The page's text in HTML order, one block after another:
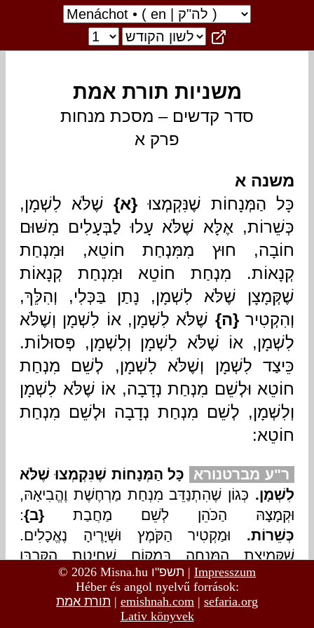
© 2026 Misna.hu תשפ"ו | Impresszum
Héber és angol nyelvű források:
תורת אמת | emishnah.com | sefaria.org
Lativ könyvek